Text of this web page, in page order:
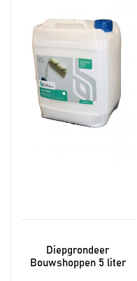
Diepgrondeer
Bouwshoppen 5 liter